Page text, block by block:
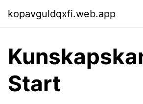
kopavguldqxfi.web.app
Start